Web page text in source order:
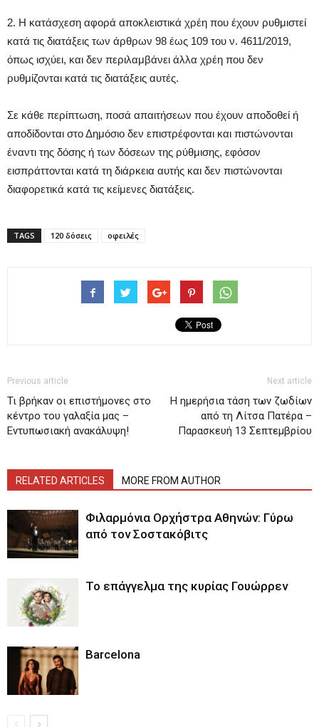
2. Η κατάσχεση αφορά αποκλειστικά χρέη που έχουν ρυθμιστεί
κατά τις διατάξεις των άρθρων 98 έως 109 του ν. 4611/2019,
όπως ισχύει, και δεν περιλαμβάνει άλλα χρέη που δεν
ρυθμίζονται κατά τις διατάξεις αυτές.
Σε κάθε περίπτωση, ποσά απαιτήσεων που έχουν αποδοθεί ή
αποδίδονται στο Δημόσιο δεν επιστρέφονται και πιστώνονται
έναντι της δόσης ή των δόσεων της ρύθμισης, εφόσον
εισπράττονται κατά τη διάρκεια αυτής και δεν πιστώνονται
διαφορετικά κατά τις κείμενες διατάξεις.
TAGS 120 δόσεις οφειλές
Previous article
Τι βρήκαν οι επιστήμονες στο
κέντρο του γαλαξία μας –
Εντυπωσιακή ανακάλυψη!
Next article
H ημερήσια τάση των ζωδίων
από τη Λίτσα Πατέρα –
Παρασκευή 13 Σεπτεμβρίου
RELATED ARTICLES MORE FROM AUTHOR
Φιλαρμόνια Ορχήστρα Αθηνών: Γύρω
από τον Σοστακόβιτς
Το επάγγελμα της κυρίας Γουώρρεν
Barcelona